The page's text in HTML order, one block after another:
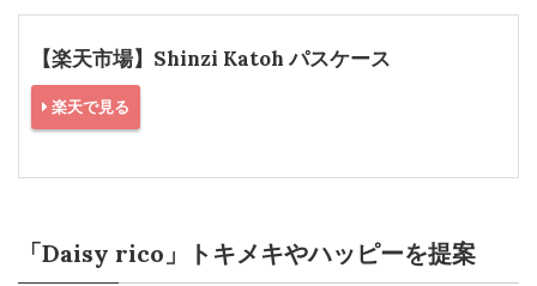
【楽天市場】Shinzi Katoh パスケース
楽天で見る
「Daisy rico」トキメキやハッピーを提案